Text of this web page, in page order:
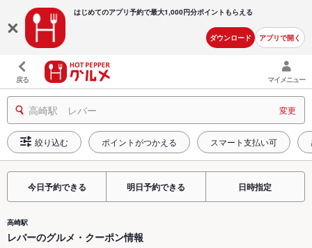
はじめてのアプリ予約で最大1,000円分ポイントもらえる
ダウンロード アプリで開く
戻る マイメニュー
高崎駅 レバー 変更
絞り込む ポイントがつかえる スマート支払い可
今日予約できる 明日予約できる 日時指定
高崎駅
レバーのグルメ・クーポン情報